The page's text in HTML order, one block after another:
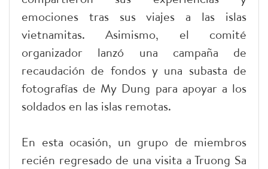
emociones tras sus viajes a las islas
vietnamitas. Asimismo, el comité
organizador lanzó una campaña de
recaudación de fondos y una subasta de
fotografías de My Dung para apoyar a los
soldados en las islas remotas.
En esta ocasión, un grupo de miembros
recién regresado de una visita a Truong Sa